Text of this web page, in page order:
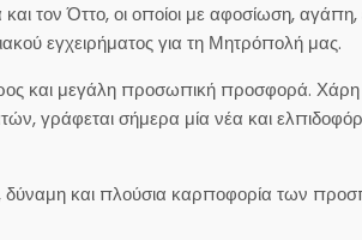
τον Όττο, οι οποίοι με αφοσίωση, αγάπη,
εγχειρήματος για τη Μητρόπολή μας.
και μεγάλη προσωπική προσφορά. Χάρη
γράφεται σήμερα μία νέα και
δύναμη και πλούσια καρποφορία των